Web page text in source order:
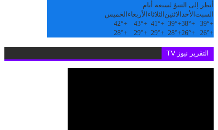
أنظر إلى التنبؤ لسبعة أيام
السبت الأحدالاثنين الثلاثاء الأربعاء الخميس
+
39°
+
38°
+
39°
+
41°
+
43°
+
42°
+
26°
+
26°
+
28°
+
29°
+
29°
+
28°
التقرير نيوز TV